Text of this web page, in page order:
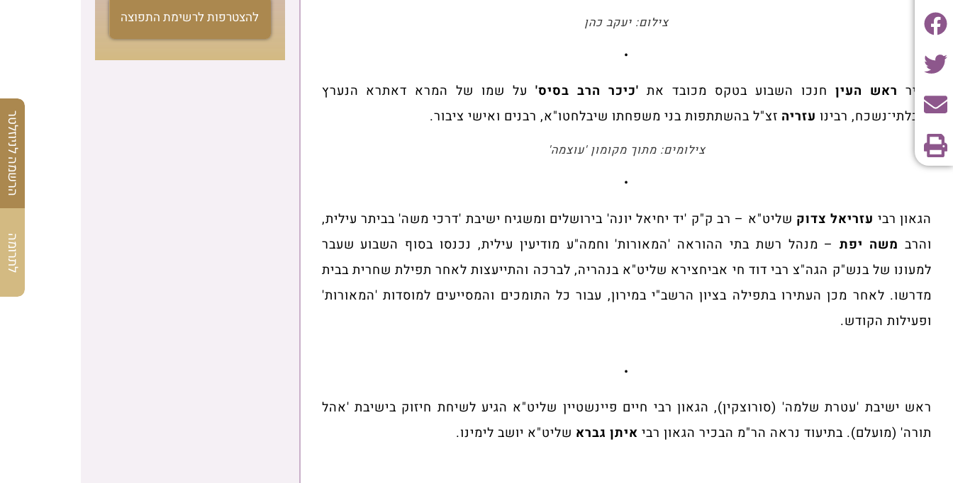
צילום: יעקב כהן
•
בעיר ראש העיןחנכו השבוע בטקס מכובד את 'כיכר הרב בסיס'על שמו של המרא דאתרא הנערץ
והבלתי־נשכח, רבינו עזריה זצ"ל בהשתתפות בני משפחתו שיבלחטו"א, רבנים ואישי ציבור.
צילומים: מתוך מקומון 'עוצמה'
•
הגאון רבי עזריאל צדוק שליט"א – רב ק"ק 'יד יחיאל יונה' בירושלים ומשגיח ישיבת 'דרכי משה' בביתר עילית,
והרב משה יפת– מנהל רשת בתי ההוראה 'המאורות' וחמה"ע מודיעין עילית, נכנסו בסוף השבוע שעבר
למעונו של בנש"ק הגה"צ רבי דוד חי אביחצירא שליט"א בנהריה, לברכה והתייעצות לאחר תפילת שחרית בבית
מדרשו. לאחר מכן העתירו בתפילה בציון הרשב"י במירון, עבור כל התומכים והמסייעים למוסדות 'המאורות'
ופעילות הקודש.
•
ראש ישיבת 'עטרת שלמה' (סורוצקין), הגאון רבי חיים פיינשטיין שליט"א הגיע לשיחת חיזוק בישיבת 'אהל
תורה' (מועלם). בתיעוד נראה הר"מ הבכיר הגאון רבי איתן גברא שליט"א יושב לימינו.
להצטרפות לרשימת התפוצה
הרשמה לניוזלטר
לתרומה